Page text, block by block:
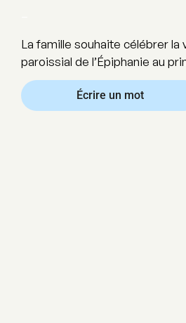
La famille souhaite célébrer
paroissial de l’Épiphanie au
Écrire un mot